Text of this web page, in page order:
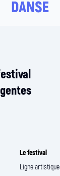
Le festival
Ligne artistique